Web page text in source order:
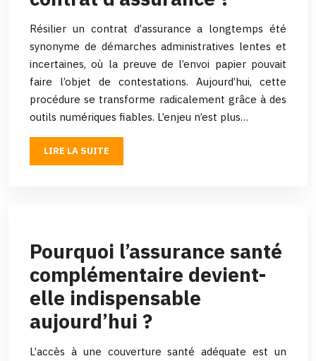
Résilier un contrat d’assurance a longtemps été
synonyme de démarches administratives lentes et
incertaines, où la preuve de l’envoi papier pouvait
faire l’objet de contestations. Aujourd’hui, cette
procédure se transforme radicalement grâce à des
outils numériques fiables. L’enjeu n’est plus…
LIRE LA SUITE
Pourquoi l’assurance santé
complémentaire devient-
elle indispensable
aujourd’hui ?
L’accès à une couverture santé adéquate est un